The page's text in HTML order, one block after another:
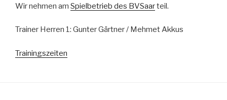
Wir nehmen am Spielbetrieb des BVSaarteil.
Trainer Herren 1: Gunter Gärtner / Mehmet Akkus
Trainingszeiten